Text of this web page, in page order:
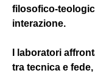
filosofico-
interazione.
I laboratori
tra tecnica e